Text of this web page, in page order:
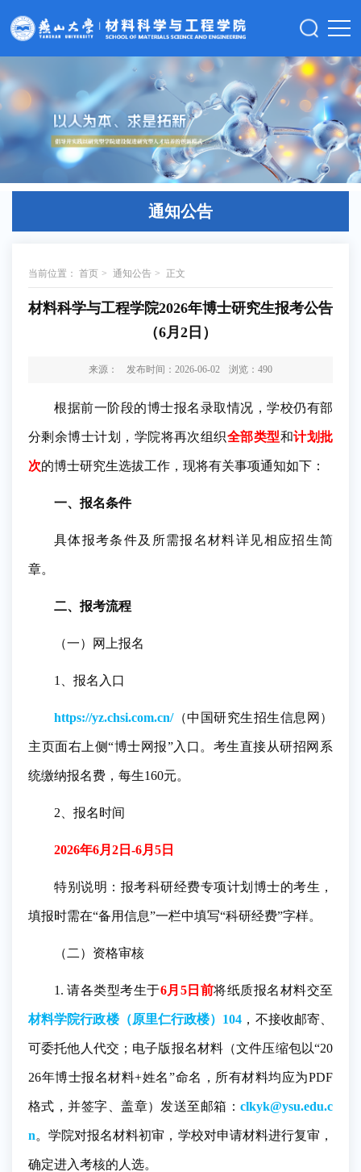
通知公告
当前位置： 首页 > 通知公告 > 正文
材料科学与工程学院2026年博士研究生报考公告
（6月2日）
来源： 发布时间：2026-06-02 浏览： 490
根据前一阶段的博士报名录取情况，学校仍有部
分剩余博士计划，学院将再次组织全部类型和计划批
次的博士研究生选拔工作，现将有关事项通知如下：
一、报名条件
具体报考条件及所需报名材料详见相应招生简
章。
二、报考流程
（一）网上报名
1、报名入口
https://yz.chsi.com.cn/（中国研究生招生信息网）
主页面右上侧“博士网报”入口。考生直接从研招网系
统缴纳报名费，每生160元。
2、报名时间
2026年6月2日-6月5日
特别说明：报考科研经费专项计划博士的考生，
填报时需在“备用信息”一栏中填写“科研经费”字样。
（二）资格审核
1. 请各类型考生于6月5日前将纸质报名材料交至
材料学院行政楼（原里仁行政楼）104 ，不接收邮寄、
可委托他人代交；电子版报名材料（文件压缩包以“20
26年博士报名材料+姓名”命名，所有材料均应为PDF
格式，并签字、盖章）发送至邮箱： clkyk@ysu.edu.c
n。学院对报名材料初审，学校对申请材料进行复审，
确定进入考核的人选。